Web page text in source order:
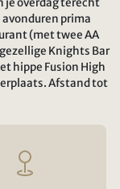
je overdag terecht
avonduren prima
(met twee AA
Knights Bar
hippe Fusion High
Afstand tot